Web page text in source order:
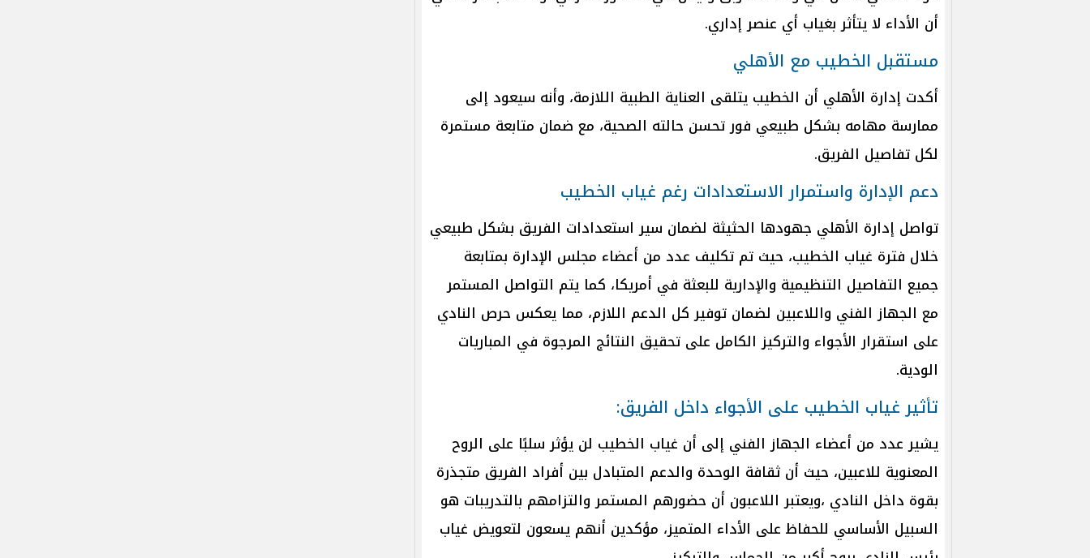
أن الأداء لا يتأثر بغياب أي عنصر إداري.
مستقبل الخطيب مع الأهلي
أكدت إدارة الأهلي أن الخطيب يتلقى العناية الطبية اللازمة، وأنه سيعود إلى
ممارسة مهامه بشكل طبيعي فور تحسن حالته الصحية، مع ضمان متابعة مستمرة
لكل تفاصيل الفريق.
دعم الإدارة واستمرار الاستعدادات رغم غياب الخطيب
تواصل إدارة الأهلي جهودها الحثيثة لضمان سير استعدادات الفريق بشكل طبيعي
خلال فترة غياب الخطيب، حيث تم تكليف عدد من أعضاء مجلس الإدارة بمتابعة
جميع التفاصيل التنظيمية والإدارية للبعثة في أمريكا، كما يتم التواصل المستمر
مع الجهاز الفني واللاعبين لضمان توفير كل الدعم اللازم، مما يعكس حرص النادي
على استقرار الأجواء والتركيز الكامل على تحقيق النتائج المرجوة في المباريات
الودية.
تأثير غياب الخطيب على الأجواء داخل الفريق:
يشير عدد من أعضاء الجهاز الفني إلى أن غياب الخطيب لن يؤثر سلبًا على الروح
المعنوية للاعبين، حيث أن ثقافة الوحدة والدعم المتبادل بين أفراد الفريق متجذرة
بقوة داخل النادي ،ويعتبر اللاعبون أن حضورهم المستمر والتزامهم بالتدريبات هو
السبيل الأساسي للحفاظ على الأداء المتميز، مؤكدين أنهم يسعون لتعويض غياب